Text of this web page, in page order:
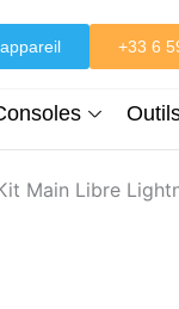
+33 6
Main Libre